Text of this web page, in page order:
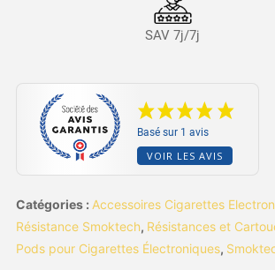
SAV 7j/7j
Basé sur 1 avis
VOIR LES AVIS
Catégories : Accessoires Cigarettes
Résistance Smoktech, Résistances et
Pods pour Cigarettes Électroniques,